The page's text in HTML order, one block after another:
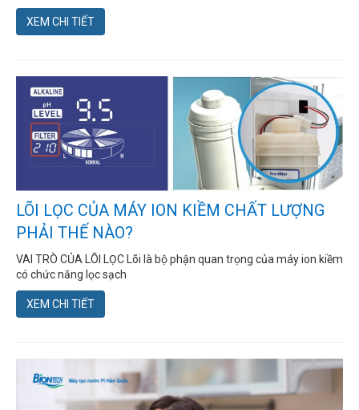
XEM CHI TIẾT
LÕI LỌC CỦA MÁY ION KIỀM CHẤT LƯỢNG
PHẢI THẾ NÀO?
VAI TRÒ CỦA LÕI LỌC Lõi là bộ phận quan trọng của máy ion kiềm
có chức năng lọc sạch
XEM CHI TIẾT